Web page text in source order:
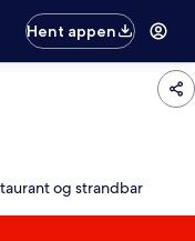
Hent appen
og strandbar